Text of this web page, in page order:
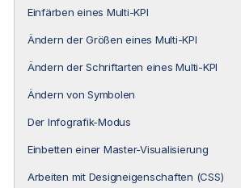
Einfärben eines Multi-KPI
Ändern der Größen eines Multi-KPI
Ändern der Schriftarten eines Multi-KPI
Ändern von Symbolen
Der Infografik-Modus
Einbetten einer Master-Visualisierung
Arbeiten mit Designeigenschaften (CSS)